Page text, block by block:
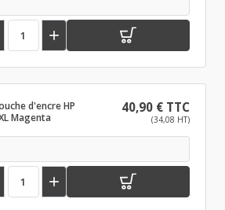

d'encre HP
Magenta
40,90 € TTC
(34,08 HT)
